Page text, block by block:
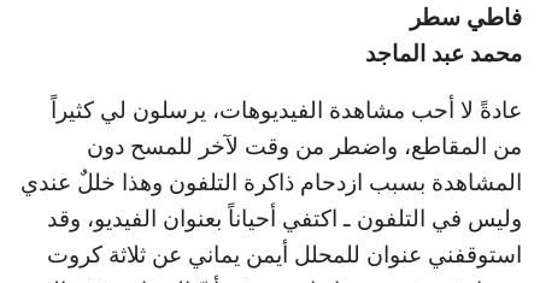
فاطي سطر
محمد عبد الماجد
عادةً لا أحب مشاهدة الفيديوهات، يرسلون لي كثيراً
من المقاطع، واضطر من وقت لآخر للمسح دون
المشاهدة بسبب ازدحام ذاكرة التلفون وهذا خللٌ عندي
وليس في التلفون ـ اكتفي أحياناً بعنوان الفيديو، وقد
استوقفني عنوان للمحلل أيمن يماني عن ثلاثة كروت